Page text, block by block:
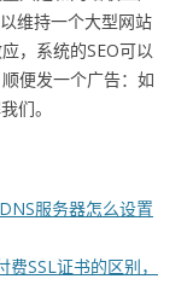
维持一个大型网站
，系统的SEO可以
便发一个广告：如
们。
服务器怎么设置
SSL证书的区别，